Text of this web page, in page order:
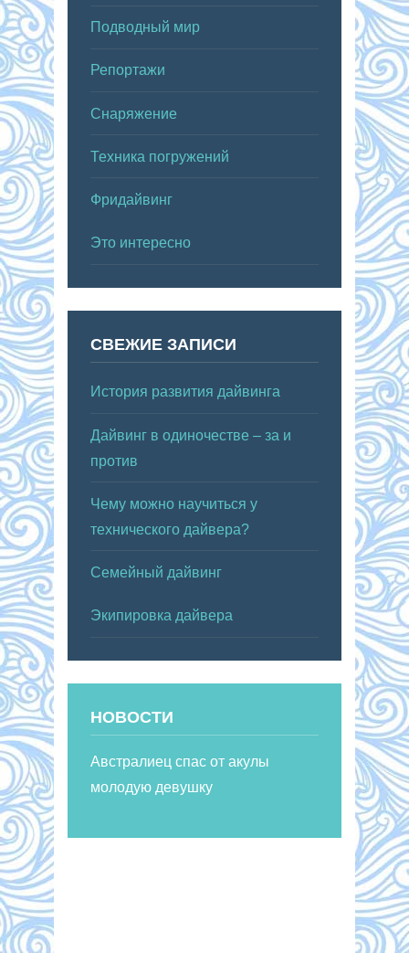
Подводный мир
Репортажи
Снаряжение
Техника погружений
Фридайвинг
Это интересно
СВЕЖИЕ ЗАПИСИ
История развития дайвинга
Дайвинг в одиночестве – за и
против
Чему можно научиться у
технического дайвера?
Семейный дайвинг
Экипировка дайвера
НОВОСТИ
Австралиец спас от акулы
молодую девушку